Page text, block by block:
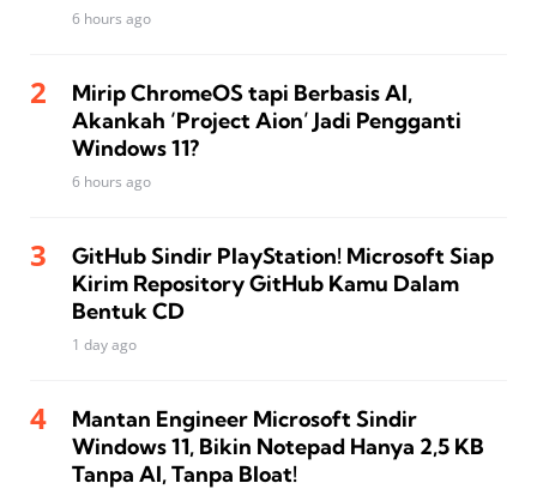
6 hours ago
Mirip ChromeOS tapi Berbasis AI,
Akankah ‘Project Aion’ Jadi Pengganti
Windows 11?
6 hours ago
GitHub Sindir PlayStation! Microsoft Siap
Kirim Repository GitHub Kamu Dalam
Bentuk CD
1 day ago
Mantan Engineer Microsoft Sindir
Windows 11, Bikin Notepad Hanya 2,5 KB
Tanpa AI, Tanpa Bloat!